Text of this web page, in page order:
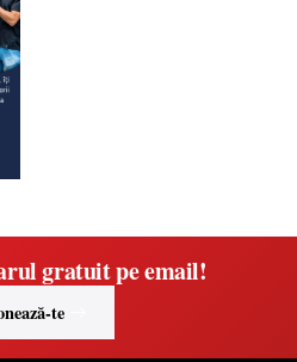
gratuit pe email!
te